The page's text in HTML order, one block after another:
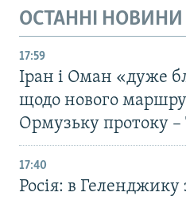
ОСТАННІ НОВИНИ
17:59
Іран і Оман «дуже
щодо нового
Ормузьку протоку –
17:40
Росія: в Геленджику